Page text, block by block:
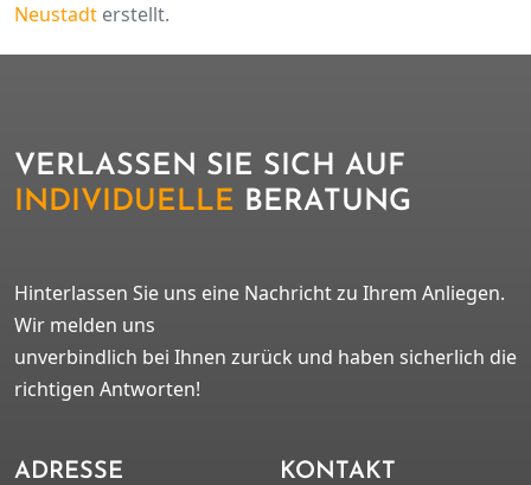
Neustadt erstellt.
VERLASSEN SIE SICH AUF
INDIVIDUELLE BERATUNG
Hinterlassen Sie uns eine Nachricht zu Ihrem Anliegen.
Wir melden uns
unverbindlich bei Ihnen zurück und haben sicherlich die
richtigen Antworten!
ADRESSE KONTAKT